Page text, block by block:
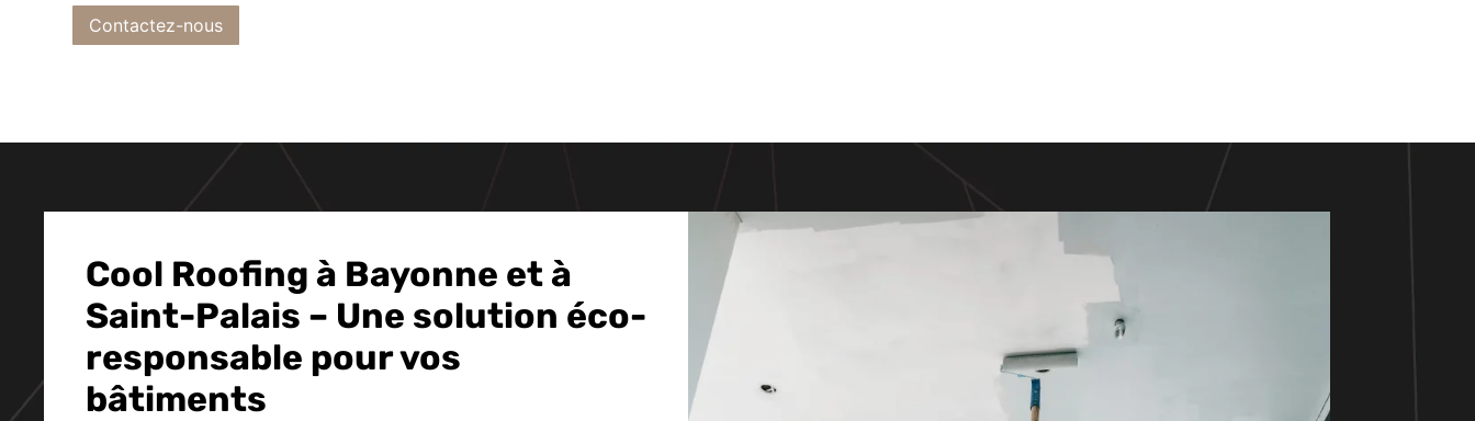
Contactez-nous
Cool Roofing à Bayonne et à
Saint-Palais – Une solution éco-
responsable pour vos
bâtiments